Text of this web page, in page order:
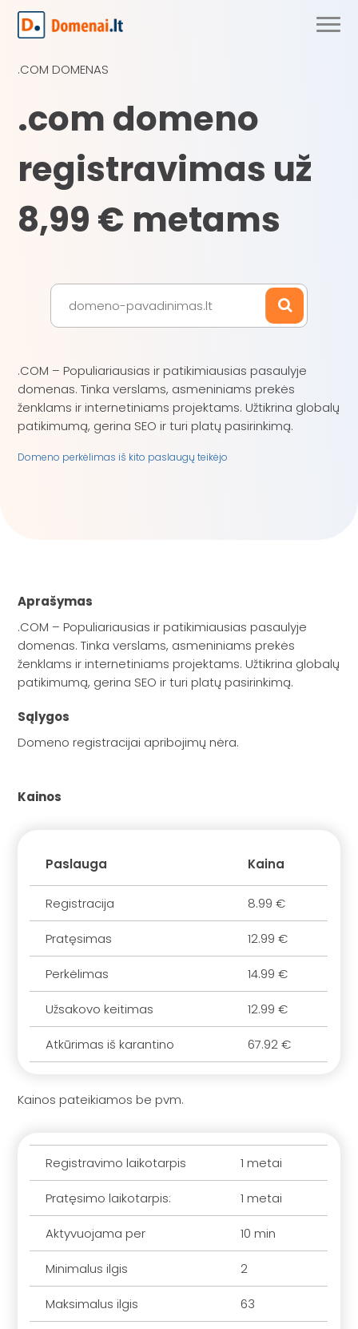
.COM DOMENAS
.com domeno
registravimas už
8,99 € metams
.COM – Populiariausias ir patikimiausias pasaulyje
domenas. Tinka verslams, asmeniniams prekės
ženklams ir internetiniams projektams. Užtikrina globalų
patikimumą, gerina SEO ir turi platų pasirinkimą.
Domeno perkėlimas iš kito paslaugų teikėjo
Aprašymas
.COM – Populiariausias ir patikimiausias pasaulyje
domenas. Tinka verslams, asmeniniams prekės
ženklams ir internetiniams projektams. Užtikrina globalų
patikimumą, gerina SEO ir turi platų pasirinkimą.
Sąlygos
Domeno registracijai apribojimų nėra.
Kainos
Paslauga Kaina
Registracija 8.99 €
Pratęsimas 12.99 €
Perkėlimas 14.99 €
Užsakovo keitimas 12.99 €
Atkūrimas iš karantino 67.92 €
Kainos pateikiamos be pvm.
Registravimo laikotarpis 1 metai
Pratęsimo laikotarpis: 1 metai
Aktyvuojama per 10 min
Minimalus ilgis 2
Maksimalus ilgis 63